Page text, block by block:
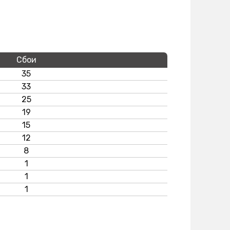
Сбои
35
33
25
19
15
12
8
1
1
1